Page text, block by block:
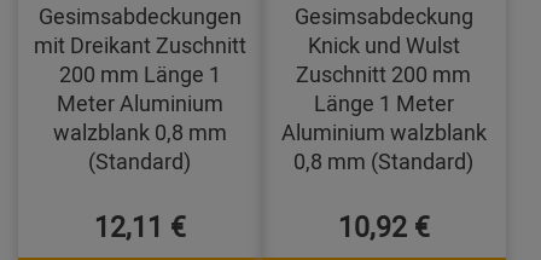
Gesimsabdeckungen
mit Dreikant Zuschnitt
200 mm Länge 1
Meter Aluminium
walzblank 0,8 mm
(Standard)
12,11 €
Gesimsabdeckung
Knick und Wulst
Zuschnitt 200 mm
Länge 1 Meter
Aluminium walzblank
0,8 mm (Standard)
10,92 €